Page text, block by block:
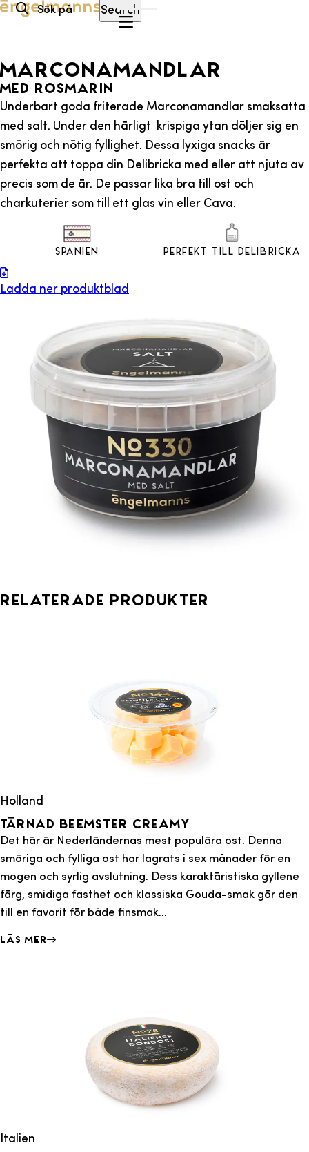
Hoppa till innehållSearch
MARCONAMANDLAR
MED ROSMARIN
Underbart goda friterade Marconamandlar smaksatta
med salt. Under den härligt krispiga ytan döljer sig en
smörig och nötig fyllighet. Dessa lyxiga snacks är
perfekta att toppa din Delibricka med eller att njuta av
precis som de är. De passar lika bra till ost och
charkuterier som till ett glas vin eller Cava.
Spanien Perfekt till Delibricka
Ladda ner produktblad
Relaterade produkter
Holland
Tärnad Beemster Creamy
Det här är Nederländernas mest populära ost. Denna
smöriga och fylliga ost har lagrats i sex månader för en
mogen och syrlig avslutning. Dess karaktäristiska gyllene
färg, smidiga fasthet och klassiska Gouda-smak gör den
till en favorit för både finsmak...
Läs mer
Italien